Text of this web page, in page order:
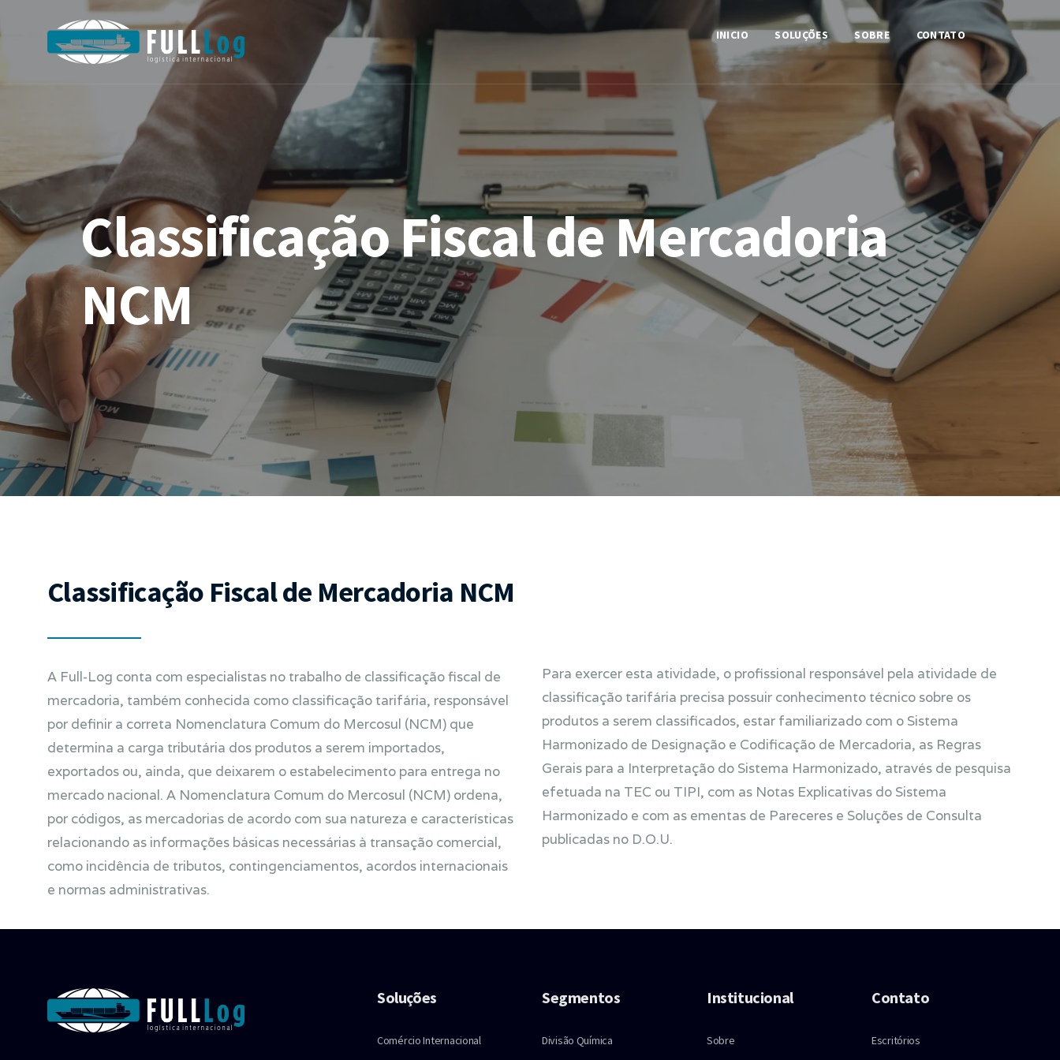
INICIO SOLUÇÕES SOBRE CONTATO
Classificação Fiscal de Mercadoria
NCM
Classificação Fiscal de Mercadoria NCM
A Full-Log conta com especialistas no trabalho de classificação fiscal de
mercadoria, também conhecida como classificação tarifária, responsável
por definir a correta Nomenclatura Comum do Mercosul (NCM) que
determina a carga tributária dos produtos a serem importados,
exportados ou, ainda, que deixarem o estabelecimento para entrega no
mercado nacional. A Nomenclatura Comum do Mercosul (NCM) ordena,
por códigos, as mercadorias de acordo com sua natureza e características
relacionando as informações básicas necessárias à transação comercial,
como incidência de tributos, contingenciamentos, acordos internacionais
e normas administrativas.
Para exercer esta atividade, o profissional responsável pela atividade de
classificação tarifária precisa possuir conhecimento técnico sobre os
produtos a serem classificados, estar familiarizado com o Sistema
Harmonizado de Designação e Codificação de Mercadoria, as Regras
Gerais para a Interpretação do Sistema Harmonizado, através de pesquisa
efetuada na TEC ou TIPI, com as Notas Explicativas do Sistema
Harmonizado e com as ementas de Pareceres e Soluções de Consulta
publicadas no D.O.U.
Soluções
Comércio Internacional
Segmentos
Divisão Química
Institucional
Sobre
Contato
Escritórios